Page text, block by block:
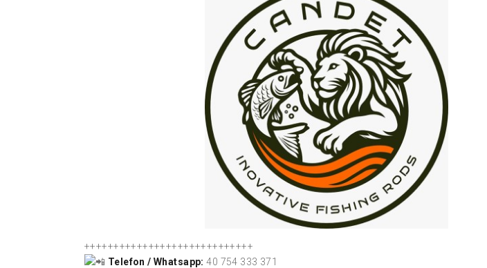
+++++++++++++++++++++++++++++
Telefon / Whatsapp: 40 754 333 371